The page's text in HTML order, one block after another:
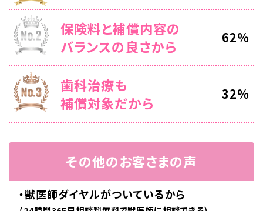
保険料と補償内容の
バランスの良さから
歯科治療も
補償対象だから
その他のお客さまの声
・獣医師ダイヤルがついているから